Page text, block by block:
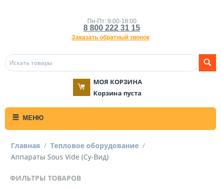
Пн-Пт: 9:00-18:00
8 800 222 31 15
Заказать обратный звонок
МОЯ КОРЗИНА
Корзина пуста
МЕНЮ
Главная / Тепловое оборудование /
Аппараты Sous Vide (Су-Вид)
ФИЛЬТРЫ ТОВАРОВ